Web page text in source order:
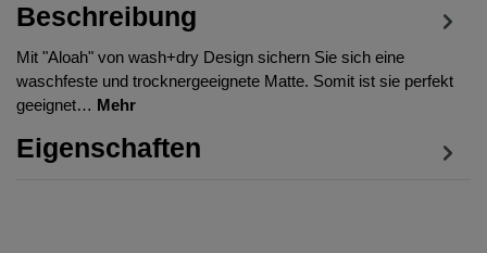
Beschreibung
Mit "Aloah" von wash+dry Design sichern Sie sich eine
waschfeste und trocknergeeignete Matte. Somit ist sie perfekt
geeignet… Mehr
Eigenschaften